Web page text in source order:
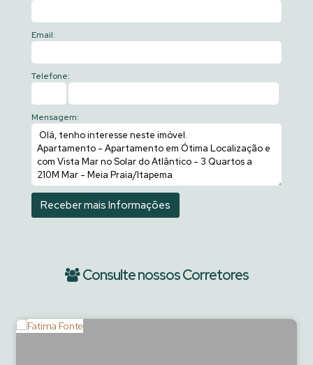
Email:
Telefone:
Mensagem:
Consulte nossos Corretores